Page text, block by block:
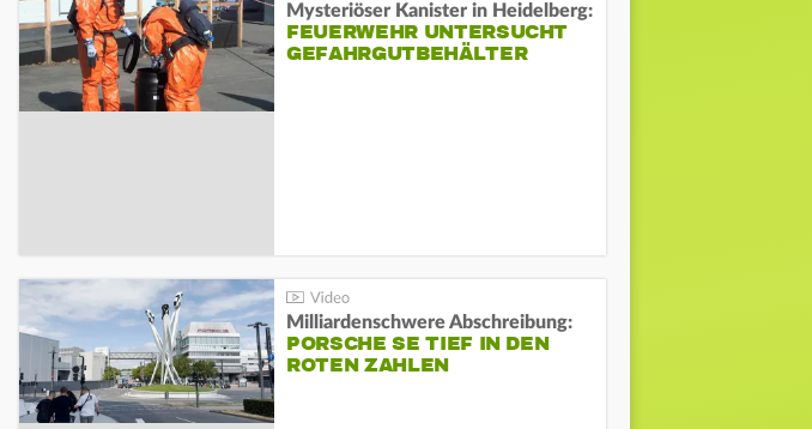
Mysteriöser Kanister in Heidelberg:
FEUERWEHR UNTERSUCHT
GEFAHRGUTBEHÄLTER
Milliardenschwere Abschreibung:
PORSCHE SE TIEF IN DEN
ROTEN ZAHLEN